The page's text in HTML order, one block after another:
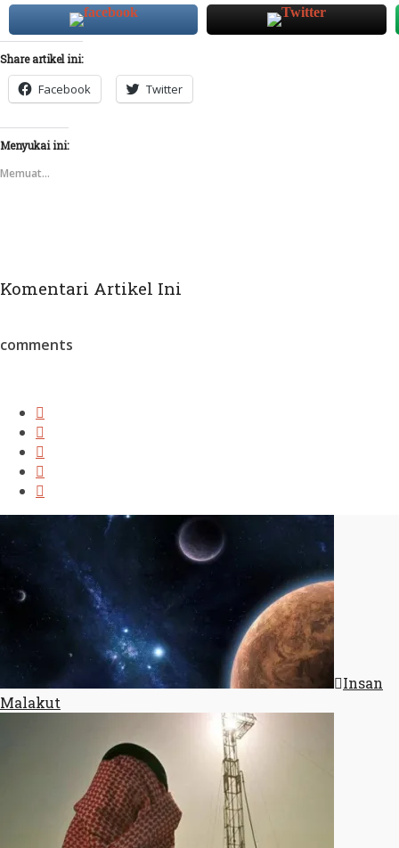
Share artikel ini:
Facebook Twitter
Menyukai ini:
Memuat...
Komentari Artikel Ini
comments
Insan
Malakut